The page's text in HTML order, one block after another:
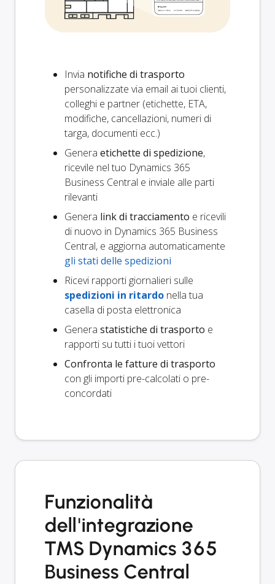
Invia notifiche di trasporto
personalizzate via email ai tuoi clienti,
colleghi e partner (etichette, ETA,
modifiche, cancellazioni, numeri di
targa, documenti ecc.)
Genera etichette di spedizione,
ricevile nel tuo Dynamics 365
Business Central e inviale alle parti
rilevanti
Genera link di tracciamento e ricevili
di nuovo in Dynamics 365 Business
Central, e aggiorna automaticamente
gli stati delle spedizioni
Ricevi rapporti giornalieri sulle
spedizioni in ritardo nella tua
casella di posta elettronica
Genera statistiche di trasporto e
rapporti su tutti i tuoi vettori
Confronta le fatture di trasporto
con gli importi pre-calcolati o pre-
concordati
Funzionalità
dell'integrazione
TMS Dynamics 365
Business Central